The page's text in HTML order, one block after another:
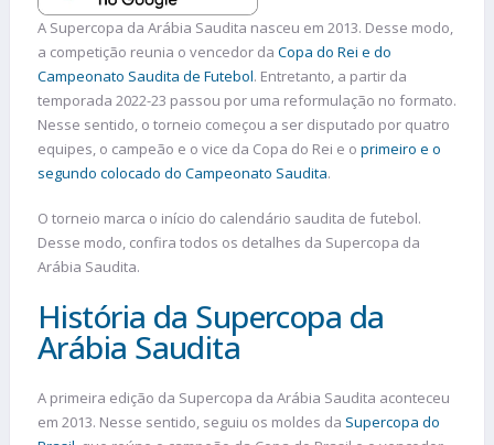
A Supercopa da Arábia Saudita nasceu em 2013. Desse modo,
a competição reunia o vencedor da Copa do Rei e do
Campeonato Saudita de Futebol. Entretanto, a partir da
temporada 2022-23 passou por uma reformulação no formato.
Nesse sentido, o torneio começou a ser disputado por quatro
equipes, o campeão e o vice da Copa do Rei e o primeiro e o
segundo colocado do Campeonato Saudita.
O torneio marca o início do calendário saudita de futebol.
Desse modo, confira todos os detalhes da Supercopa da
Arábia Saudita.
História da Supercopa da
Arábia Saudita
A primeira edição da Supercopa da Arábia Saudita aconteceu
em 2013. Nesse sentido, seguiu os moldes da Supercopa do